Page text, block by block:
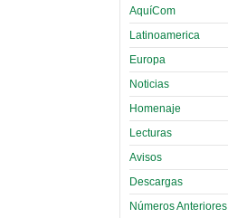
AquíCom
Latinoamerica
Europa
Noticias
Homenaje
Lecturas
Avisos
Descargas
Números Anteriores